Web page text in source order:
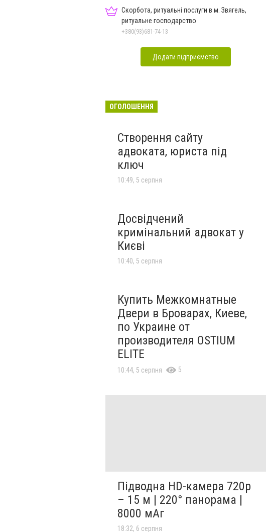
Скорбота, ритуальні послуги в м. Звягель,
ритуальне господарство
+380(93)681-74-13
Додати підприємство
ОГОЛОШЕННЯ
Створення сайту
адвоката, юриста під
ключ
10:49, 5 серпня
Досвідчений
кримінальний адвокат у
Києві
10:40, 5 серпня
Купить Межкомнатные
Двери в Броварах, Киеве,
по Украине от
производителя OSTIUM
ELITE
10:44, 5 серпня 5
Підводна HD-камера 720p
– 15 м | 220° панорама |
8000 мАг
18:32, 6 серпня